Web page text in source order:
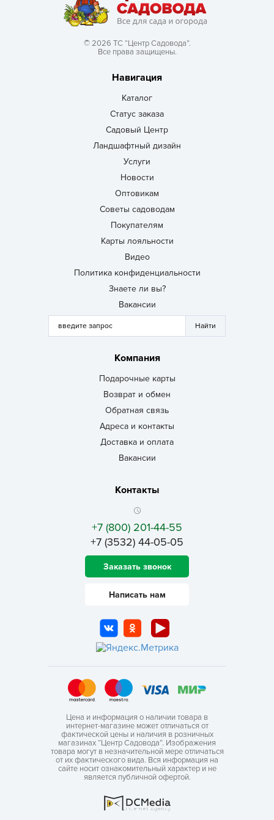
© 2026 ТС “Центр Садовода”.
Все права защищены.
Навигация
Каталог
Статус заказа
Садовый Центр
Ландшафтный дизайн
Услуги
Новости
Оптовикам
Советы садоводам
Покупателям
Карты лояльности
Видео
Политика конфиденциальности
Знаете ли вы?
Вакансии
Компания
Подарочные карты
Возврат и обмен
Обратная связь
Адреса и контакты
Доставка и оплата
Вакансии
Контакты
+7 (800) 201-44-55
+7 (3532) 44-05-05
Заказать звонок
Написать нам
Цена и информация о наличии товара в
интернет-магазине может отличаться от
фактической цены и наличия в розничных
магазинах “Центр Садовода”. Изображения
товара могут в незначительной мере отличаться
от их фактического вида. Вся информация на
сайте носит ознакомительный характер и не
является публичной офертой.